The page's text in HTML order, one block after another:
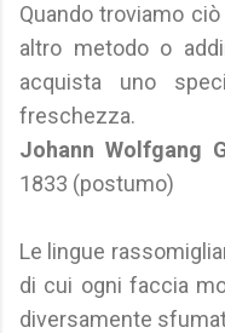
Quando troviamo
altro metodo o
acquista uno
freschezza.
Johann Wolfgang
1833 (postumo)
Le lingue
di cui ogni faccia
diversamente